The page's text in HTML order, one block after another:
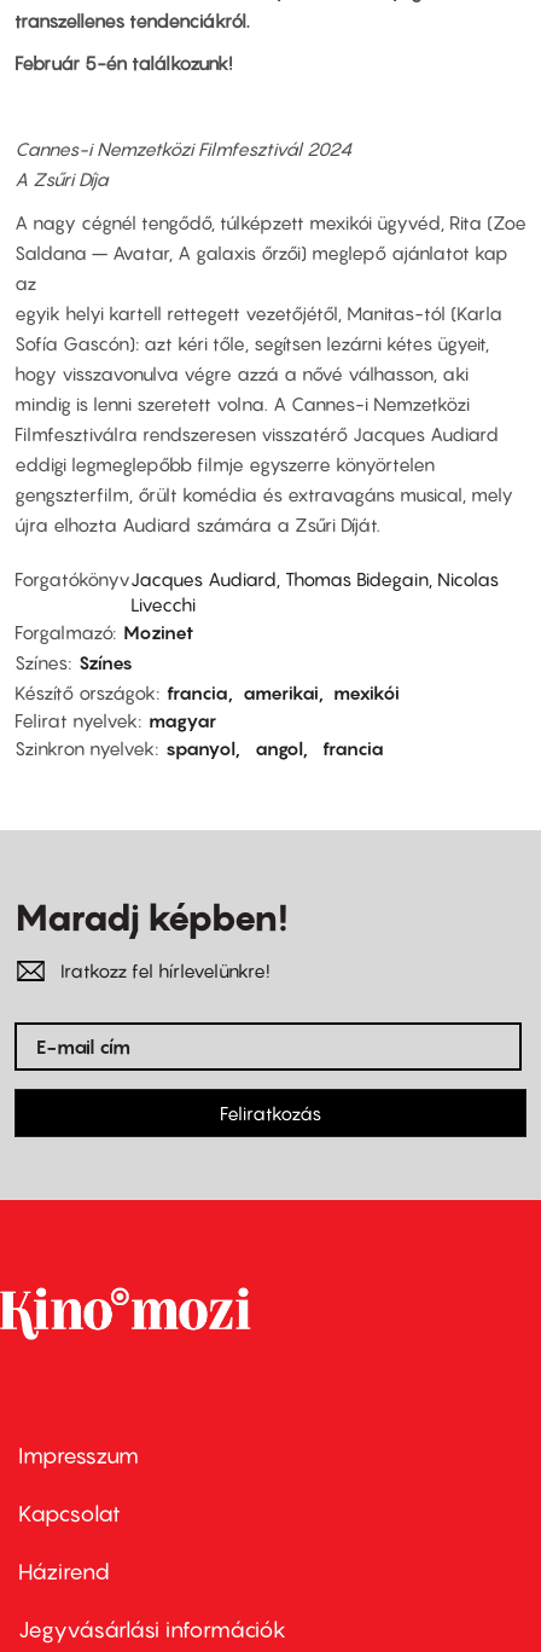
transzellenes tendenciákról.
Február 5-én találkozunk!
Cannes-i Nemzetközi Filmfesztivál 2024
A Zsűri Díja
A nagy cégnél tengődő, túlképzett mexikói ügyvéd, Rita (Zoe
Saldana – Avatar, A galaxis őrzői) meglepő ajánlatot kap
az
egyik helyi kartell rettegett vezetőjétől, Manitas-tól (Karla
Sofía Gascón): azt kéri tőle, segítsen lezárni kétes ügyeit,
hogy visszavonulva végre azzá a nővé válhasson, aki
mindig is lenni szeretett volna. A Cannes-i Nemzetközi
Filmfesztiválra rendszeresen visszatérő Jacques Audiard
eddigi legmeglepőbb filmje egyszerre könyörtelen
gengszterfilm, őrült komédia és extravagáns musical, mely
újra elhozta Audiard számára a Zsűri Díját.
ForgatókönyvJacques Audiard, Thomas Bidegain, Nicolas
Livecchi
Forgalmazó Mozinet
Színes Színes
Készítő országok francia amerikai
mexikói
Felirat nyelvek
magyar
Szinkron nyelvek
spanyol angol francia
Maradj képben!
Iratkozz fel hírlevelünkre!
Feliratkozás
Footer
first
Impresszum
Kapcsolat
Footer
second
Házirend
Jegyvásárlási információk